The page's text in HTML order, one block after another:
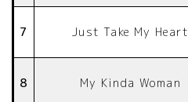
7 Just Take My Heart
8 My Kinda Woman